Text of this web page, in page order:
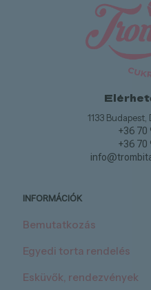
1133
+36 70
+36 70
INFORMÁCIÓK
Bemutatkozás
Egyedi torta rendelés
Esküvők, rendezvények